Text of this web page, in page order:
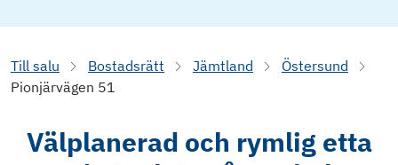
Till salu Bostadsrätt Jämtland
Östersund
Pionjärvägen 51
Välplanerad och rymlig etta